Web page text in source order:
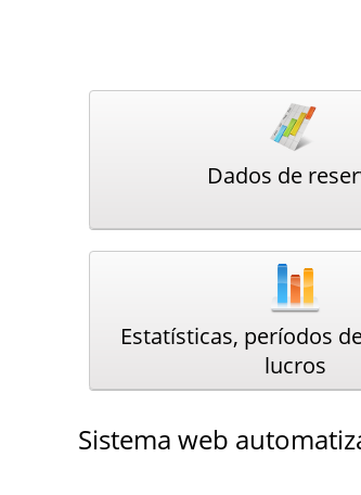
Dados de
Estatísticas, períodos
lucros
Sistema web